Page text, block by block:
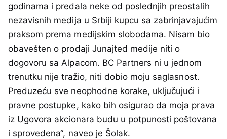
godinama i predala neke od poslednjih preostalih
nezavisnih medija u Srbiji kupcu sa zabrinjavajućim
praksom prema medijskim slobodama. Nisam bio
obavešten o prodaji Junajted medije niti o
dogovoru sa Alpacom. BC Partners ni u jednom
trenutku nije tražio, niti dobio moju saglasnost.
Preduzeću sve neophodne korake, uključujući i
pravne postupke, kako bih osigurao da moja prava
iz Ugovora akcionara budu u potpunosti poštovana
i sprovedena“, naveo je Šolak.